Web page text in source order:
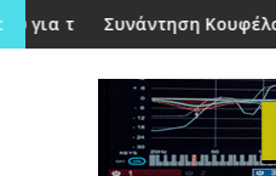
Κουφέλου - Μανωλακέλλη |